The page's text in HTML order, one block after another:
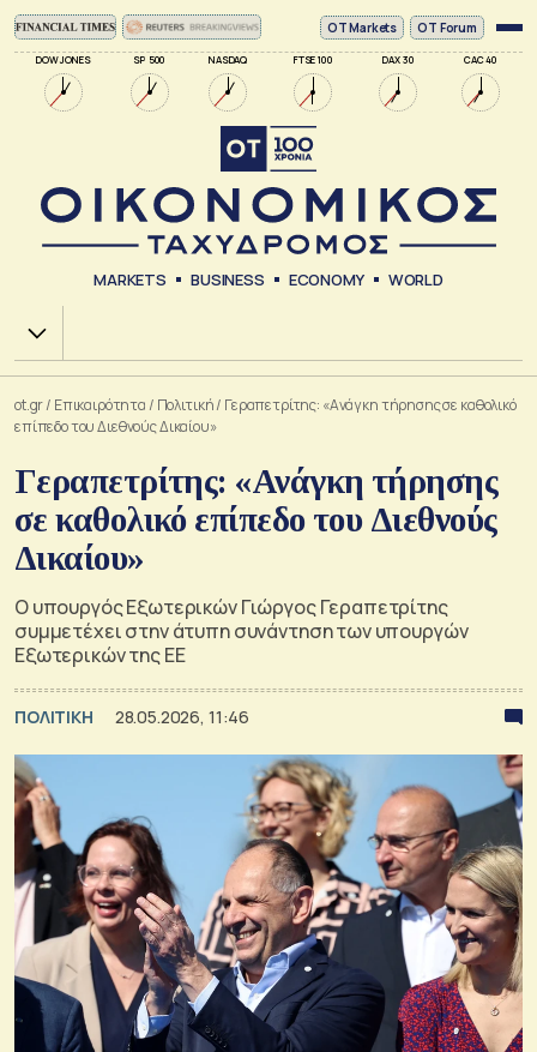
DOW JONES SP 500 NASDAQ FTSE 100 DAX 30 CAC 40
ΟΤ Markets OT Forum
MARKETS BUSINESS ECONOMY WORLD
Χ.Α.
ot.gr/ Επικαιρότητα / Πολιτική/ Γεραπετρίτης: «Ανάγκη τήρησης σε καθολικό
επίπεδο του Διεθνούς Δικαίου»
Γεραπετρίτης: «Ανάγκη τήρησης
σε καθολικό επίπεδο του Διεθνούς
Δικαίου»
Ο υπουργός Εξωτερικών Γιώργος Γεραπετρίτης
συμμετέχει στην άτυπη συνάντηση των υπουργών
Εξωτερικών της ΕΕ
ΠΟΛΙΤΙΚΗ 28.05.2026, 11:46